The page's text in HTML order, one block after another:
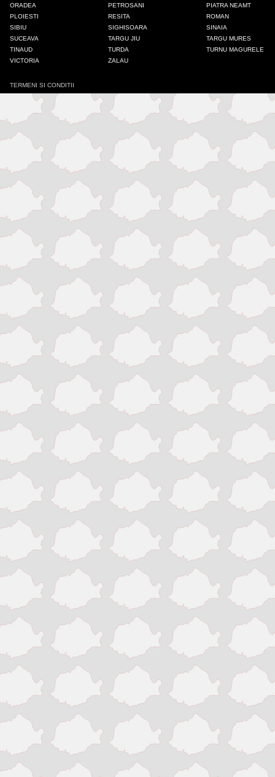
Odorheiu Secuiesc
Onesti
Oradea
Petrosani
Piatra Neamt
Pitesti
Ploiesti
Roman
Sibiu
Sighisoara
Sinaia
Slatina
Suceava
Targu Jiu
Targu Mures
Timisoara
Tinaud
ORADEA PETROSANI
PIATRA NEAMT
PLOIESTI
RESITA
ROMAN
SIBIU
SIGHISOARA
SINAIA
SUCEAVA
TARGU JIU
TARGU MURES
TINAUD
TURDA
TURNU MAGURELE
VICTORIA
ZALAU
TERMENI SI CONDITII